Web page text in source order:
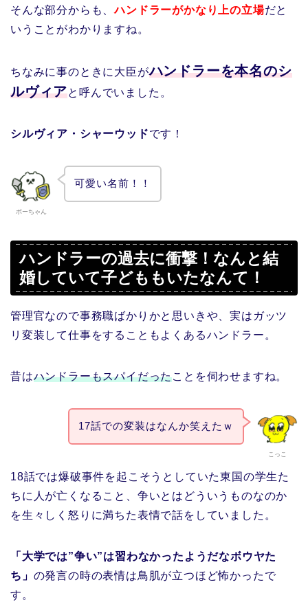
そんな部分からも、ハンドラーがかなり上の立場だと
いうことがわかりますね。
ちなみに事のときに大臣がハンドラーを本名のシ
ルヴィアと呼んでいました。
シルヴィア・シャーウッドです！
ボーちゃん
可愛い名前！！
ハンドラーの過去に衝撃！なんと結
婚していて子どももいたなんて！
管理官なので事務職ばかりかと思いきや、実はガッツ
リ変装して仕事をすることもよくあるハンドラー。
昔はハンドラーもスパイだったことを伺わせますね。
こっこ
17話での変装はなんか笑えたｗ
18話では爆破事件を起こそうとしていた東国の学生た
ちに人が亡くなること、争いとはどういうものなのか
を生々しく怒りに満ちた表情で話をしていました。
「大学では”争い”は習わなかったようだなボウヤた
ち」 の発言の時の表情は鳥肌が立つほど怖かったで
す。